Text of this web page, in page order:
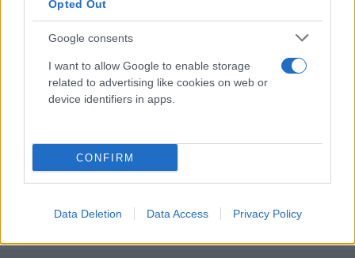
Opted Out
Google consents
I want to allow Google to enable storage
related to advertising like cookies on web or
device identifiers in apps.
CONFIRM
Data Deletion Data Access Privacy Policy